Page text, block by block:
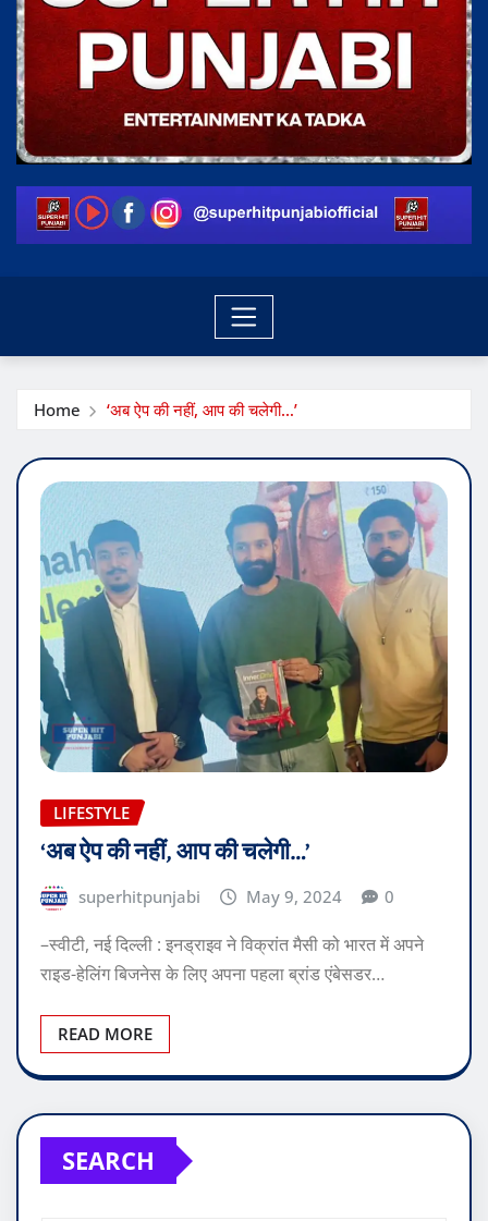
Home ‘अब ऐप की नहीं, आप की चलेगी…’
LIFESTYLE
‘अब ऐप की नहीं, आप की चलेगी…’
superhitpunjabi May 9, 2024 0
–स्वीटी, नई दिल्ली : इनड्राइव ने विक्रांत मैसी को भारत में अपने
राइड-हेलिंग बिजनेस के लिए अपना पहला ब्रांड एंबेसडर…
READ MORE
SEARCH